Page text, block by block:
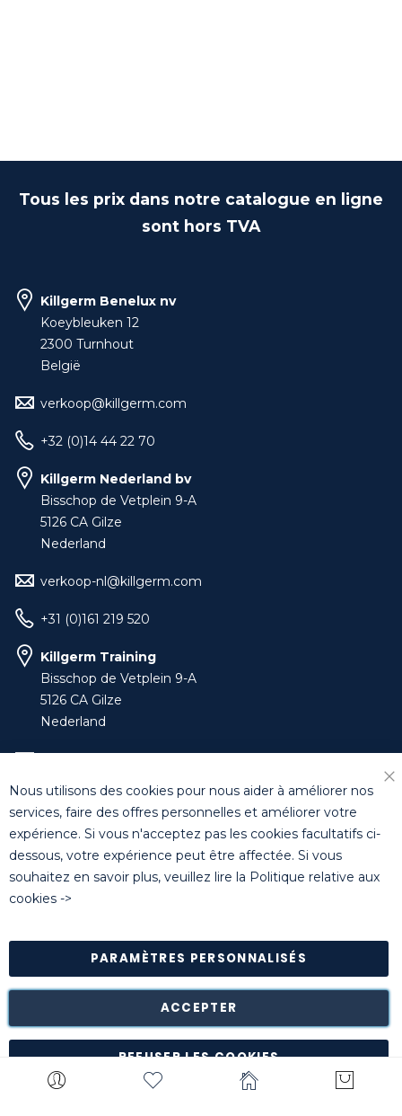
Tous les prix dans notre catalogue en ligne
sont hors TVA
Killgerm Benelux nv
Koeybleuken 12
2300 Turnhout
België
verkoop@killgerm.com
+32 (0)14 44 22 70
Killgerm Nederland bv
Bisschop de Vetplein 9-A
5126 CA Gilze
Nederland
verkoop-nl@killgerm.com
+31 (0)161 219 520
Killgerm Training
Bisschop de Vetplein 9-A
5126 CA Gilze
Nederland
+32 (0)14 44 22 79
© Killgerm Group Ltd. All rights reserved |Conditions
générales de vente
Retour des marchandises est possible* dans les 14 jours
suivant leur réception dans leur emballage d'origine intact à
notre entrepôt de Turnhout (Belgique).
*à l'exception de certains produits comme la
Nous utilisons des cookies pour nous aider à améliorer nos
services, faire des offres personnelles et améliorer votre
expérience. Si vous n'acceptez pas les cookies facultatifs ci-
dessous, votre expérience peut être affectée. Si vous
souhaitez en savoir plus, veuillez lire la Politique relative aux
cookies ->
ACCEPTER
PARAMÈTRES PERSONNALISÉS
REFUSER LES COOKIES